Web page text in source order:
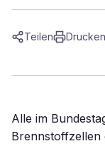
Teilen Drucken
Alle im
Brennstoffzellen